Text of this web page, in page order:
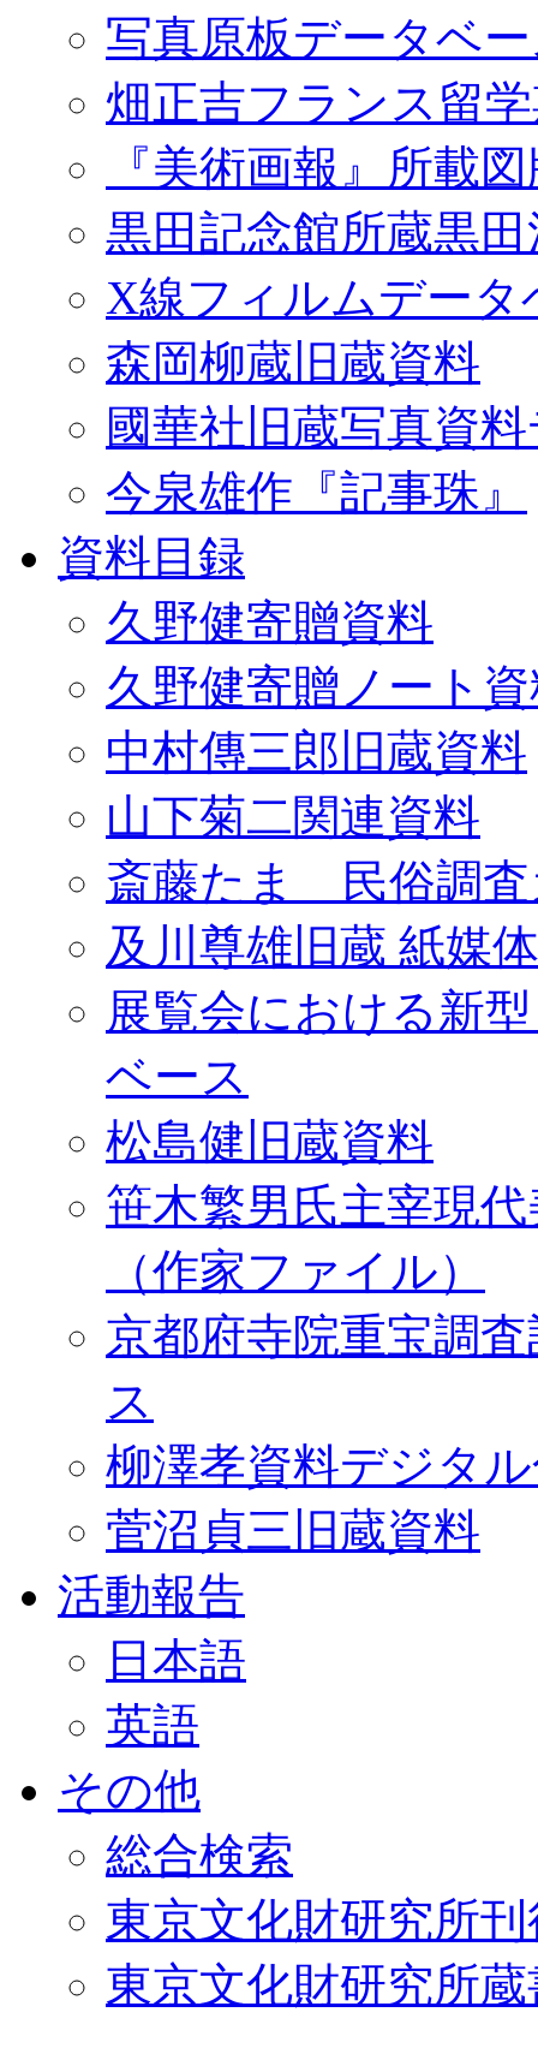
写真原板データベ
畑正吉フランス留
『美術画報』所載
黒田記念館所蔵黒
X線フィルムデータ
森岡柳蔵旧蔵資料
國華社旧蔵写真資
今泉雄作『記事珠』
資料目録
久野健寄贈資料
久野健寄贈ノート
中村傳三郎旧蔵資料
山下菊二関連資料
斎藤たま 民俗調査
及川尊雄旧蔵 紙媒
展覧会における新
ベース
松島健旧蔵資料
笹木繁男氏主宰現
（作家ファイル）
京都府寺院重宝調
ス
柳澤孝資料デジタ
菅沼貞三旧蔵資料
活動報告
日本語
英語
その他
総合検索
東京文化財研究所
東京文化財研究所